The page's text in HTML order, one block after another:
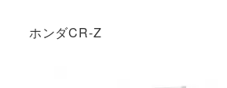
ホンダCR-Z